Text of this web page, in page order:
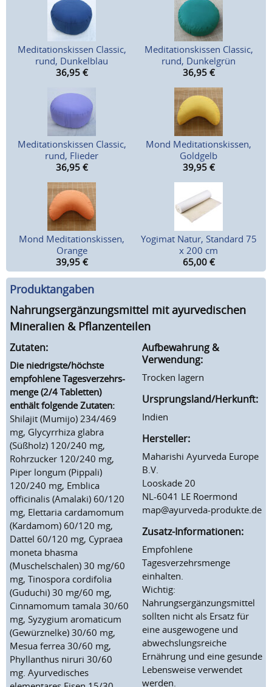
Meditationskissen Classic,
rund, Dunkelblau
36,95 €
Meditationskissen Classic,
rund, Dunkelgrün
36,95 €
Meditationskissen Classic,
rund, Flieder
36,95 €
Mond Meditationskissen,
Goldgelb
39,95 €
Mond Meditationskissen,
Orange
39,95 €
Yogimat Natur, Standard 75
x 200 cm
65,00 €
Produktangaben
Nahrungsergänzungsmittel mit ayurvedischen
Mineralien & Pflanzenteilen
Zutaten:
Die niedrigste/höchste
empfohlene Tagesverzehrs-
menge (2/4 Tabletten)
enthält folgende Zutaten:
Shilajit (Mumijo) 234/469
mg, Glycyrrhiza glabra
(Süßholz) 120/240 mg,
Rohrzucker 120/240 mg,
Piper longum (Pippali)
120/240 mg, Emblica
officinalis (Amalaki) 60/120
mg, Elettaria cardamomum
(Kardamom) 60/120 mg,
Dattel 60/120 mg, Cypraea
moneta bhasma
(Muschelschalen) 30 mg/60
mg, Tinospora cordifolia
(Guduchi) 30 mg/60 mg,
Cinnamomum tamala 30/60
mg, Syzygium aromaticum
(Gewürznelke) 30/60 mg,
Mesua ferrea 30/60 mg,
Phyllanthus niruri 30/60
mg. Ayurvedisches
Aufbewahrung &
Verwendung:
Trocken lagern
Ursprungsland/Herkunft:
Indien
Hersteller:
Maharishi Ayurveda Europe
B.V.
Looskade 20
NL-6041 LE Roermond
map@ayurveda-produkte.de
Zusatz-Informationen:
Empfohlene
Tagesverzehrsmenge
einhalten.
Wichtig:
Nahrungsergänzungsmittel
sollten nicht als Ersatz für
eine ausgewogene und
abwechslungsreiche
Ernährung und eine gesunde
Lebensweise verwendet
werden.